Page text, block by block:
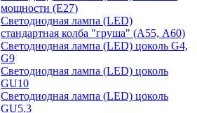
мощности (Е27)
Светодиодная лампа (LED)
стандартная колба "груша" (А55, А60)
Светодиодная лампа (LED) цоколь G4,
G9
Светодиодная лампа (LED) цоколь
GU10
Светодиодная лампа (LED) цоколь
GU5.3